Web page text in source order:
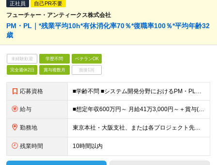
正社員 自己PR不要
フューチャー・アンティークス株式会社
PM・PL｜*残業平均10h*有休消化率70％*復職率100％*平均年齢32
歳
未経験歓迎 学歴不問 ベテランOK
完全週休2日 賞与複数月 面接1回
応募資格 ■学齢不問 ■システム開発分野におけるPM・PL経験2年以上及び開発実務経験 ※外国籍の方は対象外となります。 【休職歴（既往歴）がある方へ】 ・ご病気等により現職で休職期間がある場合は「すでに復職
給与 ■想定年収600万円～ 月給41万3,000円～＋賞与(2回) ※試用期間6カ月間中の雇用形態に差異はございません。 ※固定残業代（21時間分/5万8,000円～）を含みます。超過分は別途支給いたし
勤務地 東京本社・大阪支社、または各プロジェクト先（1都3県、大阪府内）にて勤務となります。 ※勤務地は希望を考慮します。 ※転居を伴う転勤はありません。 ■東京勤務 東京本社または東京都・千葉県・埼玉県・
残業時間 10時間以内